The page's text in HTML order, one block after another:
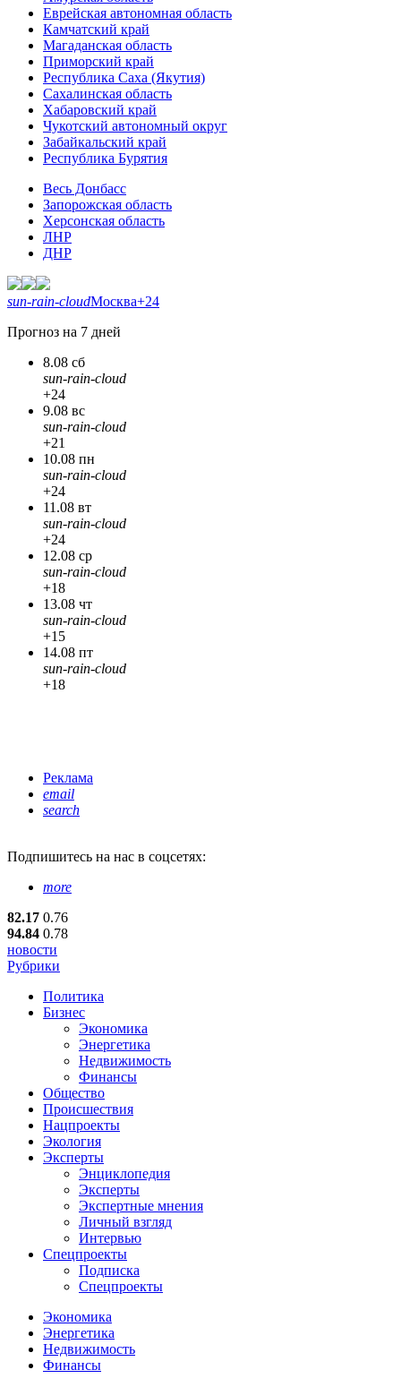
Еврейская автономная область
Камчатский край
Магаданская область
Приморский край
Республика Саха (Якутия)
Сахалинская область
Хабаровский край
Чукотский автономный округ
Забайкальский край
Республика Бурятия
Весь Донбасс
Запорожская область
Херсонская область
ЛНР
ДНР
sun-rain-cloudМосква+24
Прогноз на 7 дней
8.08 сб
sun-rain-cloud
+24
9.08 вс
sun-rain-cloud
+21
10.08 пн
sun-rain-cloud
+24
11.08 вт
sun-rain-cloud
+24
12.08 ср
sun-rain-cloud
+18
13.08 чт
sun-rain-cloud
+15
14.08 пт
sun-rain-cloud
+18
Реклама
email
search
Подпишитесь на нас в соцсетях:
more
82.17 0.76
94.84 0.78
новости
Рубрики
Политика
Бизнес
Экономика
Энергетика
Недвижимость
Финансы
Общество
Происшествия
Нацпроекты
Экология
Эксперты
Энциклопедия
Эксперты
Экспертные мнения
Личный взгляд
Интервью
Спецпроекты
Подписка
Спецпроекты
Экономика
Энергетика
Недвижимость
Финансы